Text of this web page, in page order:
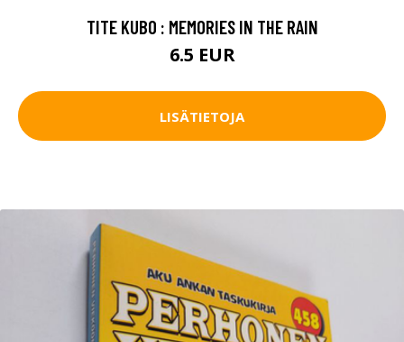
TITE KUBO : MEMORIES IN THE RAIN
6.5 EUR
LISÄTIETOJA